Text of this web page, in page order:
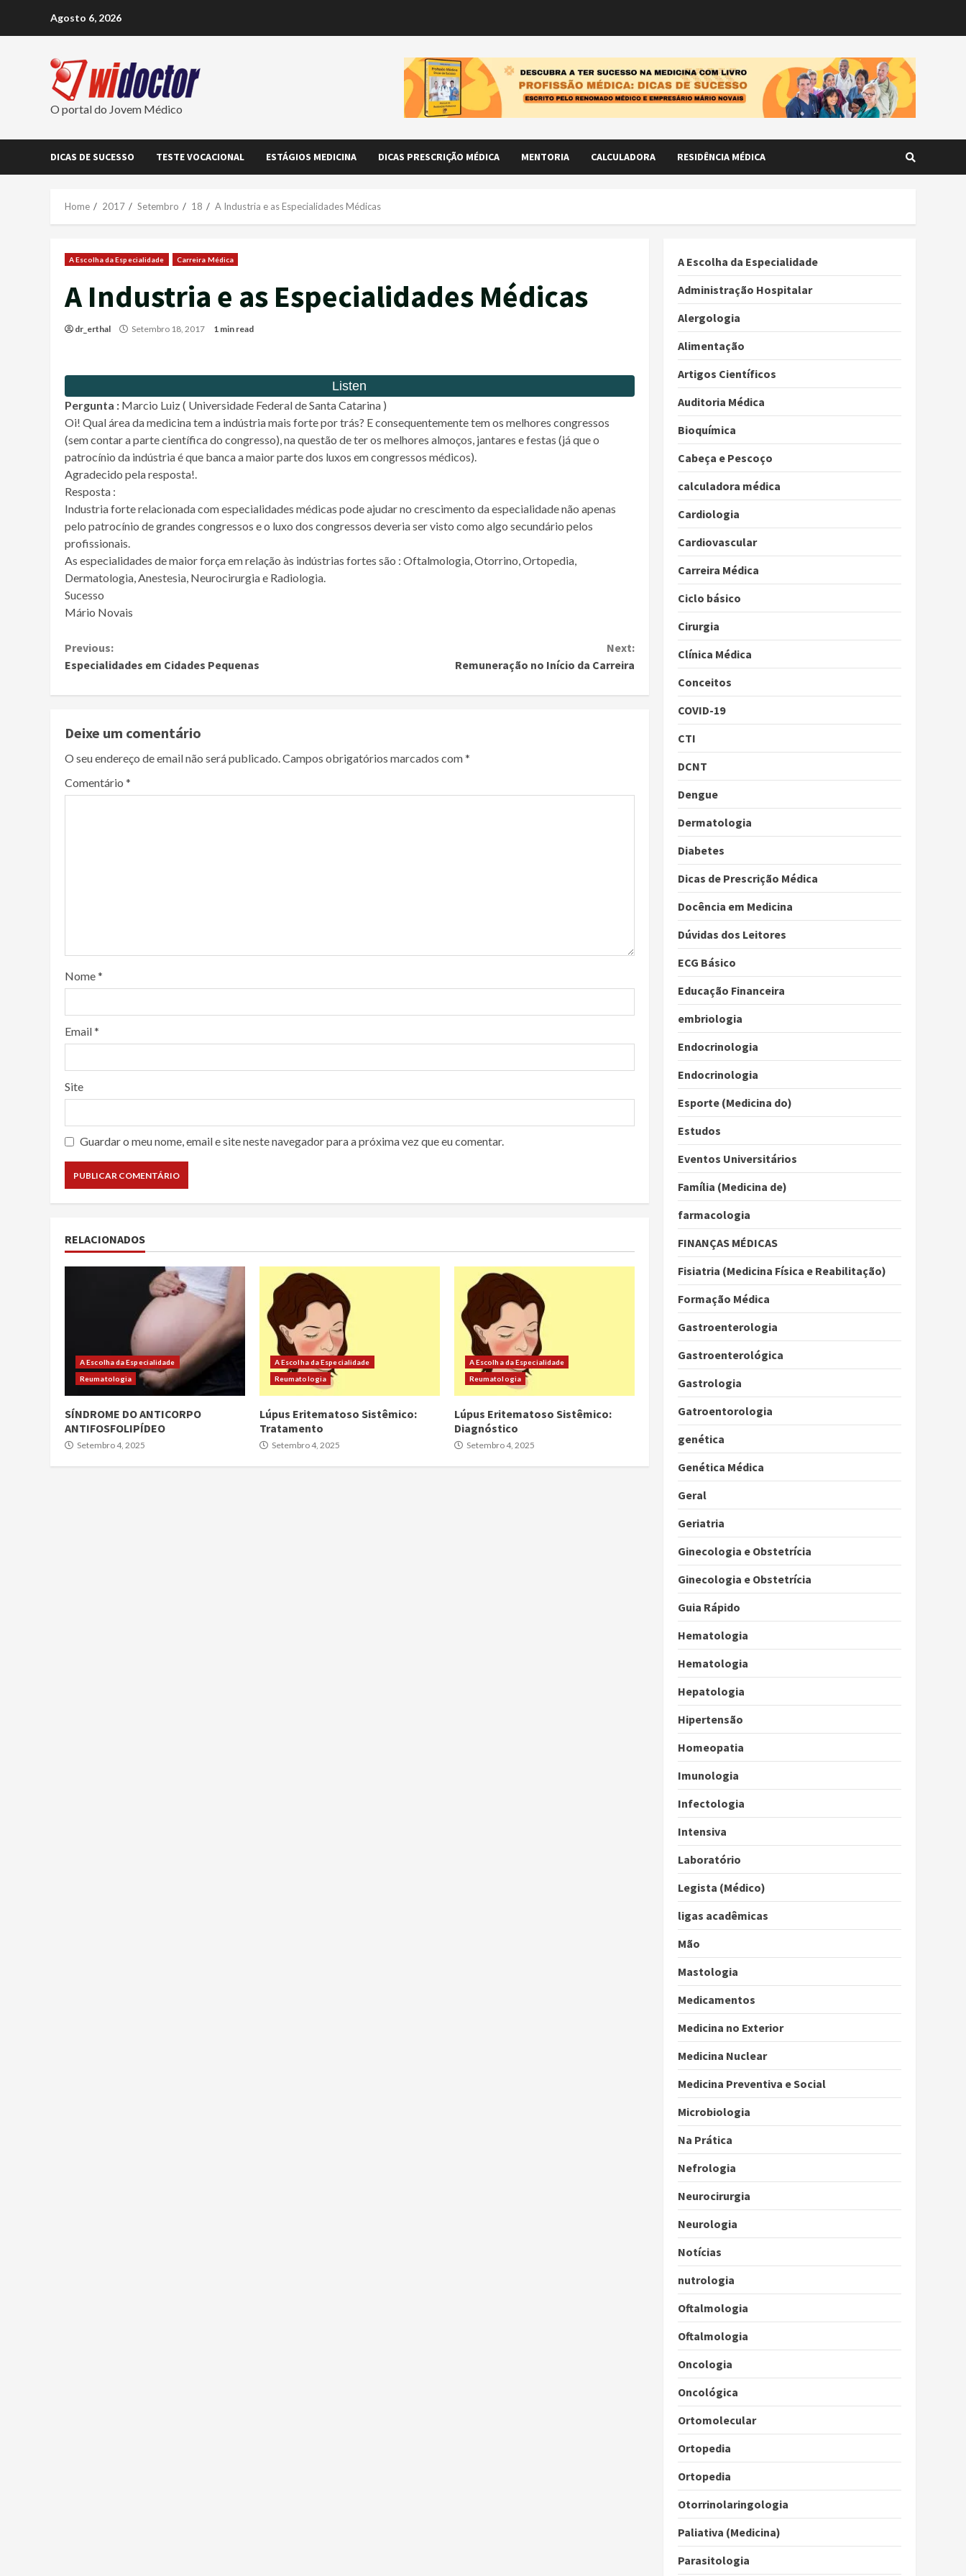
Agosto 6, 2026
O portal do Jovem Médico
DICAS DE SUCESSO TESTE VOCACIONAL ESTÁGIOS MEDICINA DICAS PRESCRIÇÃO MÉDICA MENTORIA CALCULADORA RESIDÊNCIA MÉDICA
Home 2017 Setembro 18 A Industria e as Especialidades Médicas
A Escolha da Especialidade Carreira Médica
A Industria e as Especialidades Médicas
dr_erthal Setembro 18, 2017 1 min read
Pergunta : Marcio Luiz ( Universidade Federal de Santa Catarina )
Oi! Qual área da medicina tem a indústria mais forte por trás? E consequentemente tem os melhores congressos
(sem contar a parte científica do congresso), na questão de ter os melhores almoços, jantares e festas (já que o
patrocínio da indústria é que banca a maior parte dos luxos em congressos médicos).
Agradecido pela resposta!.
Resposta :
Industria forte relacionada com especialidades médicas pode ajudar no crescimento da especialidade não apenas
pelo patrocínio de grandes congressos e o luxo dos congressos deveria ser visto como algo secundário pelos
profissionais.
As especialidades de maior força em relação às indústrias fortes são : Oftalmologia, Otorrino, Ortopedia,
Dermatologia, Anestesia, Neurocirurgia e Radiologia.
Sucesso
Mário Novais
Continue
Reading
Previous:
Especialidades em Cidades Pequenas
Next:
Remuneração no Início da Carreira
Deixe um comentário
O seu endereço de email não será publicado.Campos obrigatórios marcados com*
Comentário *
Nome*
Email*
Site
Guardar o meu nome, email e site neste navegador para a próxima vez que eu comentar.
RELACIONADOS
A Escolha da Especialidade
Reumatologia
SÍNDROME DO ANTICORPO
ANTIFOSFOLIPÍDEO
Setembro 4, 2025
A Escolha da Especialidade
Reumatologia
Lúpus Eritematoso Sistêmico:
Tratamento
Setembro 4, 2025
A Escolha da Especialidade
Reumatologia
Lúpus Eritematoso Sistêmico:
Diagnóstico
Setembro 4, 2025
A Escolha da Especialidade
Administração Hospitalar
Alergologia
Alimentação
Artigos Científicos
Auditoria Médica
Bioquímica
Cabeça e Pescoço
calculadora médica
Cardiologia
Cardiovascular
Carreira Médica
Ciclo básico
Cirurgia
Clínica Médica
Conceitos
COVID-19
CTI
DCNT
Dengue
Dermatologia
Diabetes
Dicas de Prescrição Médica
Docência em Medicina
Dúvidas dos Leitores
ECG Básico
Educação Financeira
embriologia
Endocrinologia
Endocrinologia
Esporte (Medicina do)
Estudos
Eventos Universitários
Família (Medicina de)
farmacologia
FINANÇAS MÉDICAS
Fisiatria (Medicina Física e Reabilitação)
Formação Médica
Gastroenterologia
Gastroenterológica
Gastrologia
Gatroentorologia
genética
Genética Médica
Geral
Geriatria
Ginecologia e Obstetrícia
Ginecologia e Obstetrícia
Guia Rápido
Hematologia
Hematologia
Hepatologia
Hipertensão
Homeopatia
Imunologia
Infectologia
Intensiva
Laboratório
Legista (Médico)
ligas acadêmicas
Mão
Mastologia
Medicamentos
Medicina no Exterior
Medicina Nuclear
Medicina Preventiva e Social
Microbiologia
Na Prática
Nefrologia
Neurocirurgia
Neurologia
Notícias
nutrologia
Oftalmologia
Oftalmologia
Oncologia
Oncológica
Ortomolecular
Ortopedia
Ortopedia
Otorrinolaringologia
Paliativa (Medicina)
Parasitologia